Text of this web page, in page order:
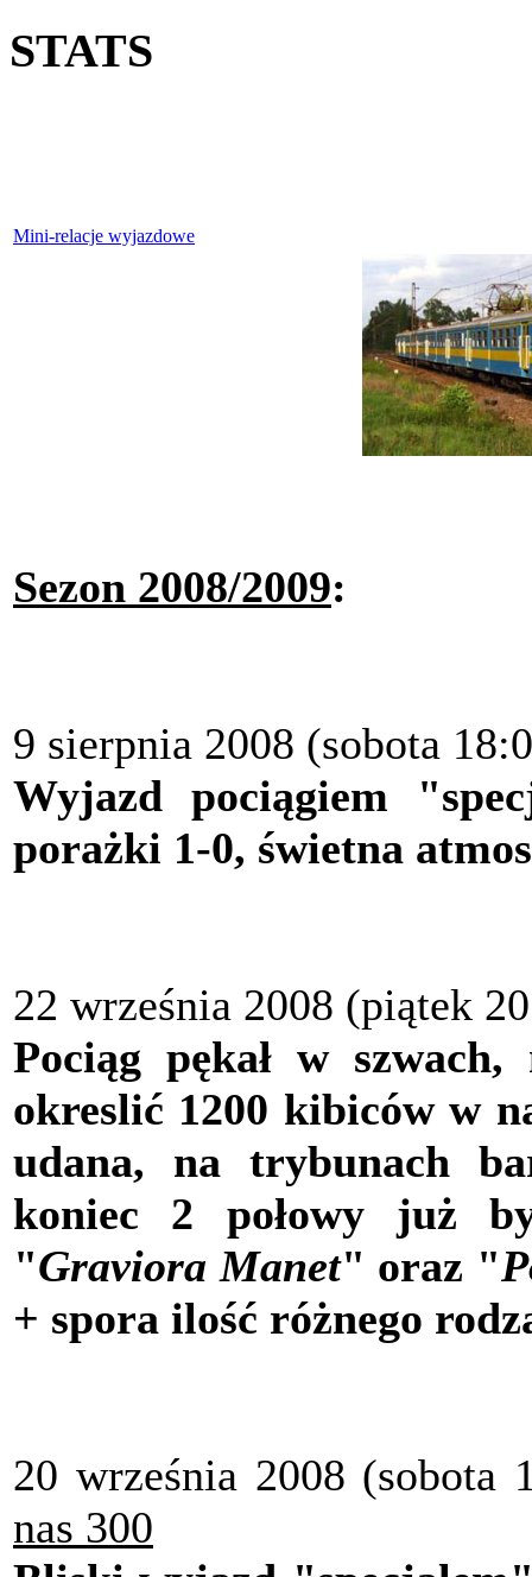
STATS
Mini-relacje wyjazdowe
Sezon 2008/2009:
9 sierpnia 2008 (sobota
Wyjazd pociągiem
porażki 1-0, świetna
22 września 2008 (piątek
Pociąg pękał w
okreslić 1200 kibiców w
udana, na trybunach
koniec 2 połowy już
"Graviora Manet" oraz "
+ spora ilość różnego
20 września 2008 (sobota
nas 300